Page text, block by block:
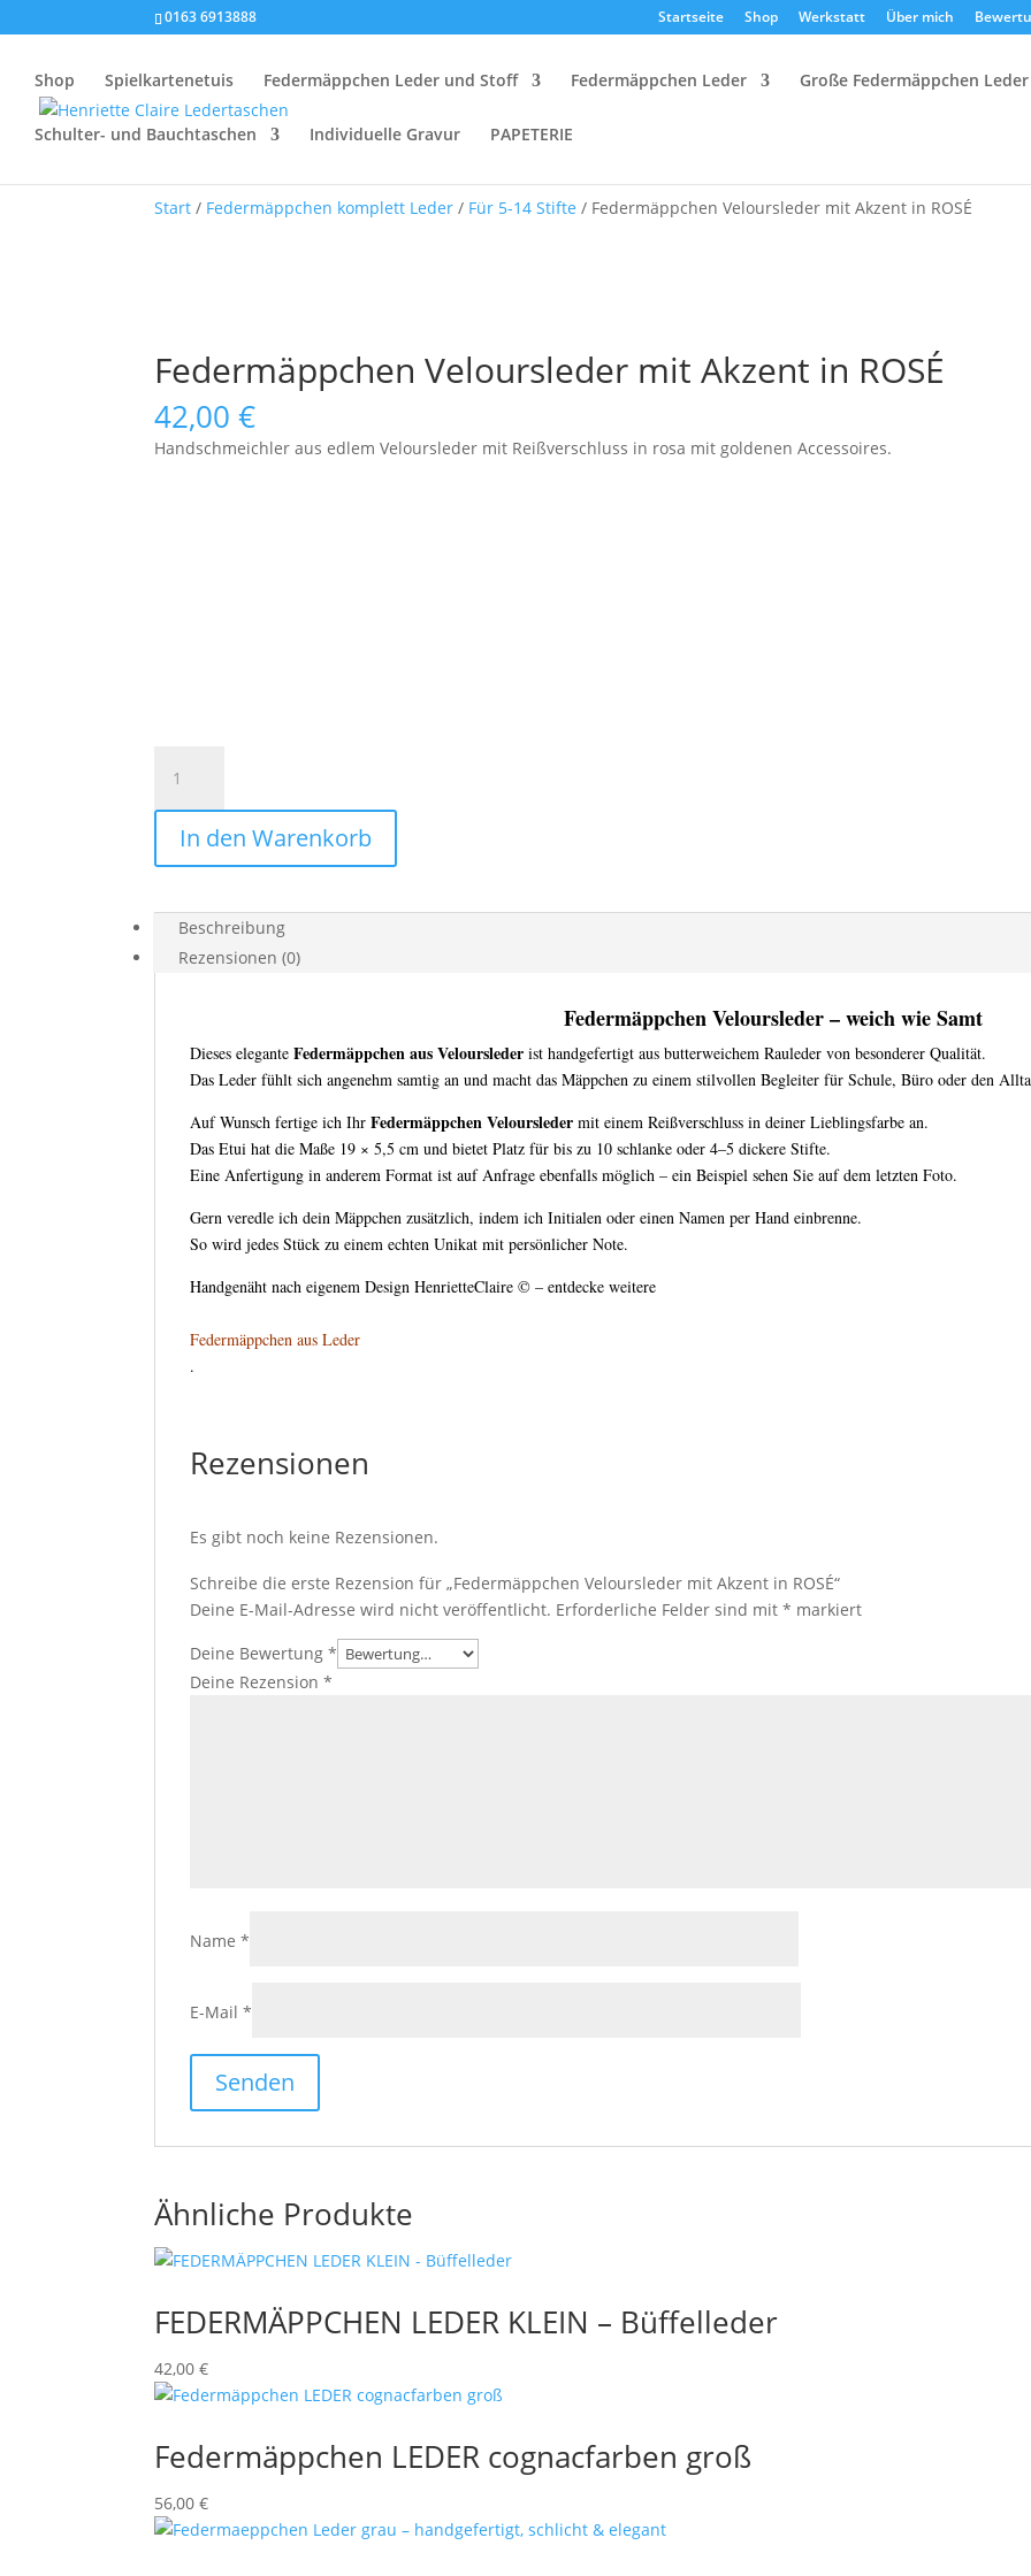
0163 6913888 Startseite Shop Werkstatt Über mich
Shop Spielkartenetuis Federmäppchen Leder und Stoff Federmäppchen Leder Große Federmäppchen Leder
Schulter- und Bauchtaschen Individuelle Gravur PAPETERIE
Start / Federmäppchen komplett Leder / Für 5-14 Stifte / Federmäppchen Veloursleder mit Akzent in ROSÉ
Federmäppchen Veloursleder mit Akzent in ROSÉ
42,00€
Handschmeichler aus edlem Veloursleder mit Reißverschluss in rosa mit goldenen Accessoires.
Veloursleder
mit
Akzent
in
Menge
In den Warenkorb
Beschreibung
Rezensionen (0)
Federmäppchen Veloursleder – weich wie Samt
Dieses eleganteFedermäppchen aus Veloursleder ist handgefertigt aus butterweichem Rauleder von besonderer Qualität.
Das Leder fühlt sich angenehm samtig an und macht das Mäppchen zu einem stilvollen Begleiter für Schule, Büro oder den
Auf Wunsch fertige ich IhrFedermäppchen Veloursleder mit einem Reißverschluss in deiner Lieblingsfarbe an.
Das Etui hat die Maße 19 × 5,5 cm und bietet Platz für bis zu 10 schlanke oder 4–5 dickere Stifte.
Eine Anfertigung in anderem Format ist auf Anfrage ebenfalls möglich – ein Beispiel sehen Sie auf dem letzten Foto.
Gern veredle ich dein Mäppchen zusätzlich, indem ich Initialen oder einen Namen per Hand einbrenne.
So wird jedes Stück zu einem echten Unikat mit persönlicher Note.
Handgenäht nach eigenem Design HenrietteClaire © – entdecke weitere
Federmäppchen aus Leder
.
Rezensionen
Es gibt noch keine Rezensionen.
Schreibe die erste Rezension für „Federmäppchen Veloursleder mit Akzent in ROSÉ“
Deine E-Mail-Adresse wird nicht veröffentlicht. Erforderliche Felder sind mit* markiert
Deine Bewertung*
Deine Rezension*
Name*
E-Mail*
Ähnliche Produkte
FEDERMÄPPCHEN LEDER KLEIN – Büffelleder
42,00€
Federmäppchen LEDER cognacfarben groß
56,00€